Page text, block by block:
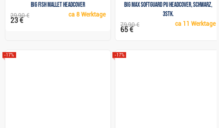
Big Fish Mallet headcover
ca8 Werktage
29,90 €
23 €
Big Max SoftGuard PU Headcover, schwarz,
3Stk.
ca 11 Werktage
79,90 €
65 €
-17% -17%